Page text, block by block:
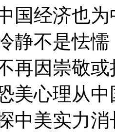
国经济也
静不是怯
再因崇敬
美心理从
中美实力